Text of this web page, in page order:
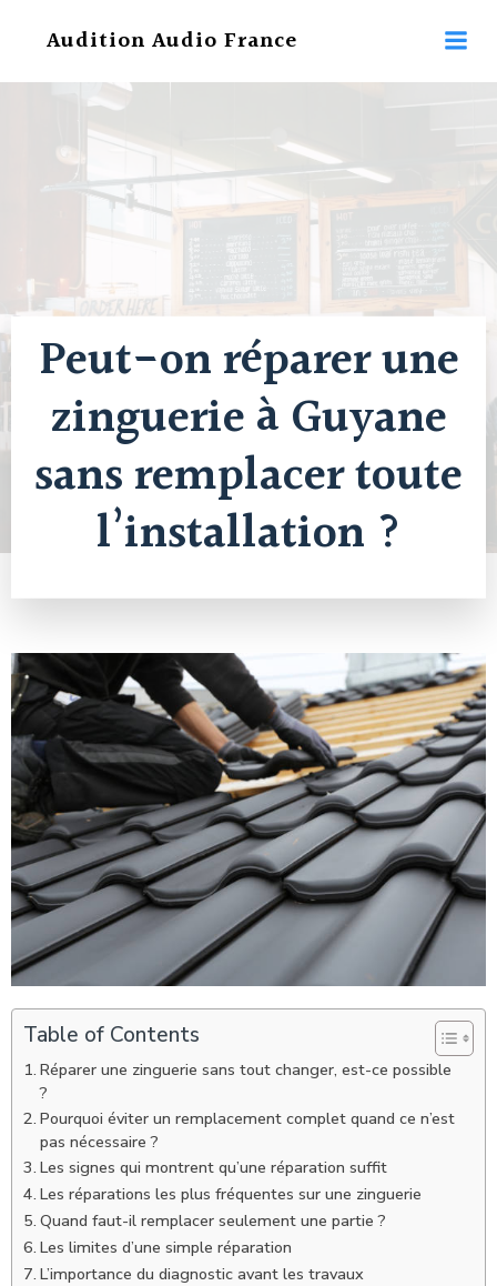
au
Audition Audio France
Peut-on réparer une
zinguerie à Guyane
sans remplacer toute
l’installation ?
Table of Contents
Réparer une zinguerie sans tout changer, est-ce possible
?
Pourquoi éviter un remplacement complet quand ce n’est
pas nécessaire ?
Les signes qui montrent qu’une réparation suffit
Les réparations les plus fréquentes sur une zinguerie
Quand faut-il remplacer seulement une partie ?
Les limites d’une simple réparation
L’importance du diagnostic avant les travaux